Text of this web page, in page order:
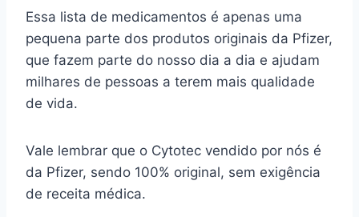
Essa lista de medicamentos é apenas uma
pequena parte dos produtos originais da Pfizer,
que fazem parte do nosso dia a dia e ajudam
milhares de pessoas a terem mais qualidade
de vida.
Vale lembrar que o Cytotec vendido por nós é
da Pfizer, sendo 100% original, sem exigência
de receita médica.